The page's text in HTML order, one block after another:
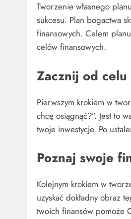
Tworzenie własnego
sukcesu. Plan bogactwa
finansowych. Celem
celów finansowych.
Zacznij od celu
Pierwszym krokiem w
chcę osiągnąć?”. Jest to
twoje inwestycje. Po
Poznaj swoje
Kolejnym krokiem w
uzyskać dokładny obraz
twoich finansów pomoże